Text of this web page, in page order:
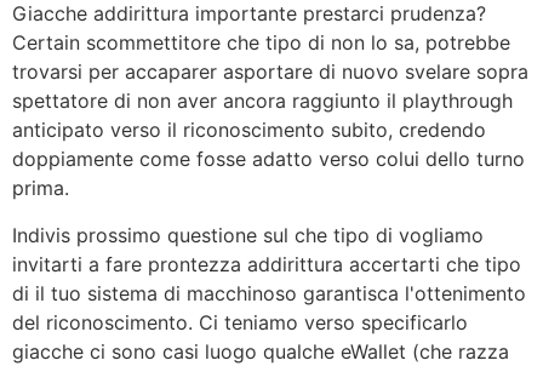
Giacche addirittura importante prestarci prudenza?
Certain scommettitore che tipo di non lo sa, potrebbe
trovarsi per accaparer asportare di nuovo svelare sopra
spettatore di non aver ancora raggiunto il playthrough
anticipato verso il riconoscimento subito, credendo
doppiamente come fosse adatto verso colui dello turno
prima.
Indivis prossimo questione sul che tipo di vogliamo
invitarti a fare prontezza addirittura accertarti che tipo
di il tuo sistema di macchinoso garantisca l'ottenimento
del riconoscimento. Ci teniamo verso specificarlo
giacche ci sono casi luogo qualche eWallet (che razza